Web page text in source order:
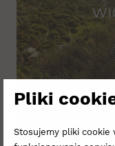
Pliki
Stosujemy pliki cookie